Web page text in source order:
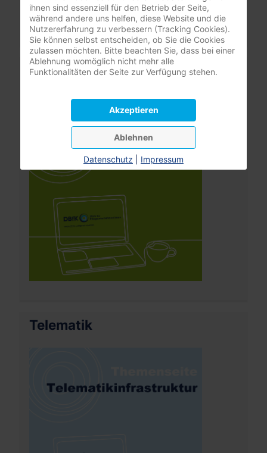
Passwort vergessen?
Benutzername vergessen?
Leistungsrechner
Telematik
ihnen sind essenziell für den Betrieb der Seite,
während andere uns helfen, diese Website und die
Nutzererfahrung zu verbessern (Tracking Cookies).
Sie können selbst entscheiden, ob Sie die Cookies
zulassen möchten. Bitte beachten Sie, dass bei einer
Ablehnung womöglich nicht mehr alle
Funktionalitäten der Seite zur Verfügung stehen.
Akzeptieren
Ablehnen
Datenschutz Impressum